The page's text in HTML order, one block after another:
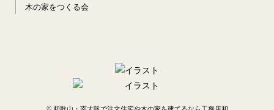
木の家をつくる会
©